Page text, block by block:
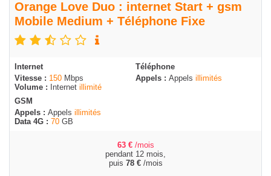
Orange Love Duo : internet Start + gsm
Mobile Medium + Téléphone Fixe
Internet
Vitesse : 150 Mbps
Volume :
Internet illimité
Téléphone
Appels : Appels illimités
GSM
Appels : Appels illimités
Data 4G : 70 GB
63 € /mois
pendant 12 mois,
puis 78 €/mois